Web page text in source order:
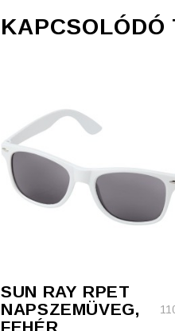
KAPCSOLÓDÓ
SUN RAY RPET
NAPSZEMÜVEG,
FEHÉR